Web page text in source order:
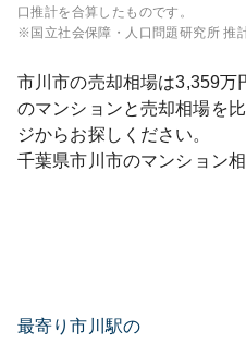
口推計を合算したものです。
※国立社会保障・人口問題研究所 推
市川市の売却相場は3,359万
のマンションと売却相場を
ジからお探しください。
千葉県市川市のマンション
最寄り市川駅の